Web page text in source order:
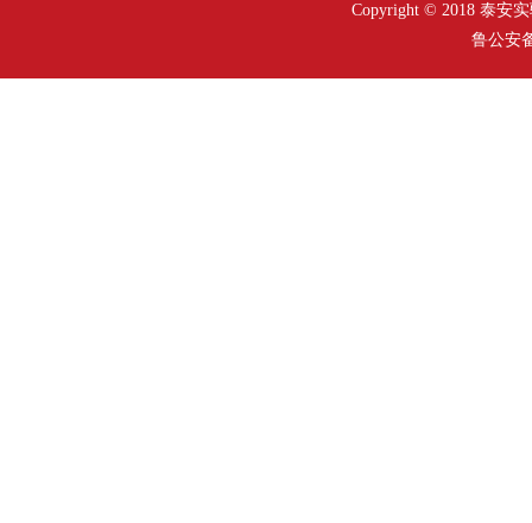
Copyright © 2018 泰安
鲁公安